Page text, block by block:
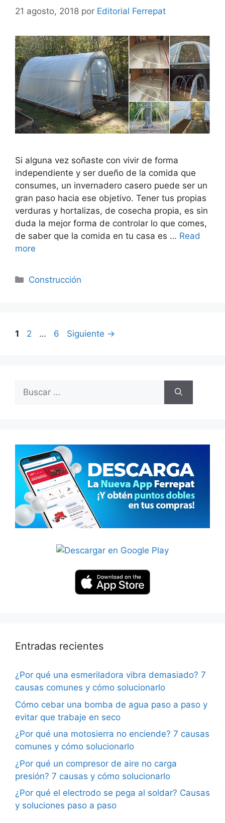
21 agosto, 2018 por Editorial Ferrepat
Si alguna vez soñaste con vivir de forma
independiente y ser dueño de la comida que
consumes, un invernadero casero puede ser un
gran paso hacia ese objetivo. Tener tus propias
verduras y hortalizas, de cosecha propia, es sin
duda la mejor forma de controlar lo que comes,
de saber que la comida en tu casa es … Read
more
Categorías
Construcción
Página
1 Página
2 … Página
6 Siguiente →
Entradas recientes
¿Por qué una esmeriladora vibra demasiado? 7
causas comunes y cómo solucionarlo
Cómo cebar una bomba de agua paso a paso y
evitar que trabaje en seco
¿Por qué una motosierra no enciende? 7 causas
comunes y cómo solucionarlo
¿Por qué un compresor de aire no carga
presión? 7 causas y cómo solucionarlo
¿Por qué el electrodo se pega al soldar? Causas
y soluciones paso a paso